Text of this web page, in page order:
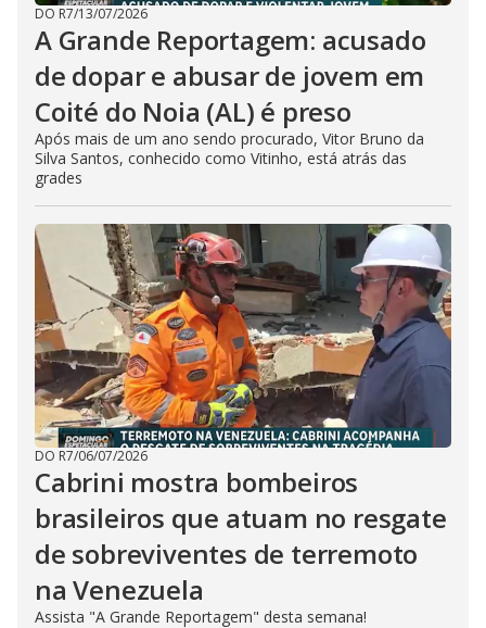
DO R7/13/07/2026
A Grande Reportagem: acusado
de dopar e abusar de jovem em
Coité do Noia (AL) é preso
Após mais de um ano sendo procurado, Vitor Bruno da
Silva Santos, conhecido como Vitinho, está atrás das
grades
DO R7/06/07/2026
Cabrini mostra bombeiros
brasileiros que atuam no resgate
de sobreviventes de terremoto
na Venezuela
Assista "A Grande Reportagem" desta semana!